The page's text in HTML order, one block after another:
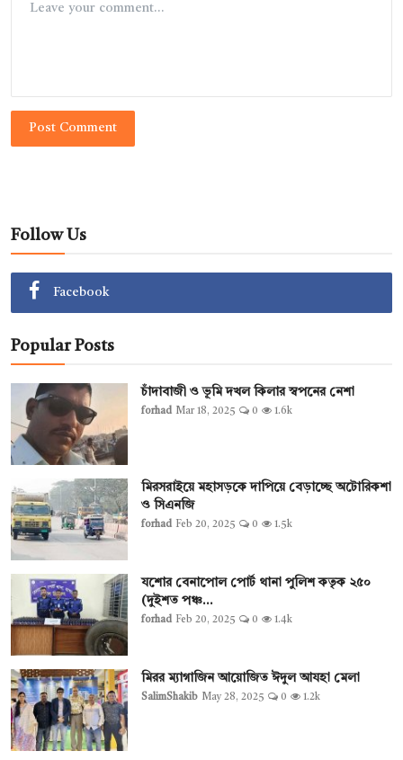
Post Comment
Follow Us
Facebook
Popular Posts
চাঁদাবাজী ও ভূমি দখল কিলার স্বপনের নেশা
forhad Mar 18, 2025 0 1.6k
মিরসরাইয়ে মহাসড়কে দাপিয়ে বেড়াচ্ছে অটোরিকশা
ও সিএনজি
forhad Feb 20, 2025 0 1.5k
যশোর বেনাপোল পোর্ট থানা পুলিশ কতৃক ২৫০
(দুইশত পঞ্চ...
forhad Feb 20, 2025 0 1.4k
মিরর ম্যাগাজিন আয়োজিত ঈদুল আযহা মেলা
SalimShakib May 28, 2025 0 1.2k